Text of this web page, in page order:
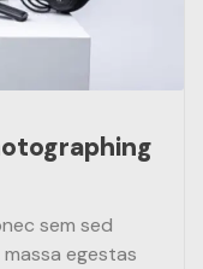
sem sed
egestas